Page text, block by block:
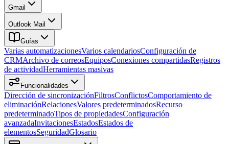
Gmail
Outlook Mail
Guías
Varias automatizacionesVarios calendariosConfiguración de
CRMArchivo de correosEquiposConexiones compartidasRegistros
de actividadHerramientas masivas
Funcionalidades
Dirección de sincronizaciónFiltrosConflictosComportamiento de
eliminaciónRelacionesValores predeterminadosRecurso
predeterminadoTipos de propiedadesConfiguración
avanzadaInvitacionesEstadosEstados de
elementosSeguridadGlosario